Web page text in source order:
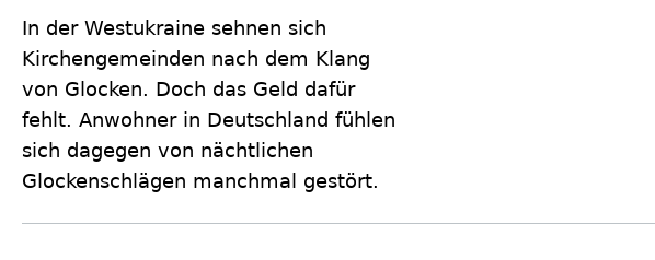
In der Westukraine sehnen sich
Kirchengemeinden nach dem Klang
von Glocken. Doch das Geld dafür
fehlt. Anwohner in Deutschland fühlen
sich dagegen von nächtlichen
Glockenschlägen manchmal gestört.